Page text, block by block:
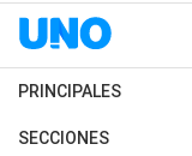
PRINCIPALES
Últimas Noticias
SECCIONES